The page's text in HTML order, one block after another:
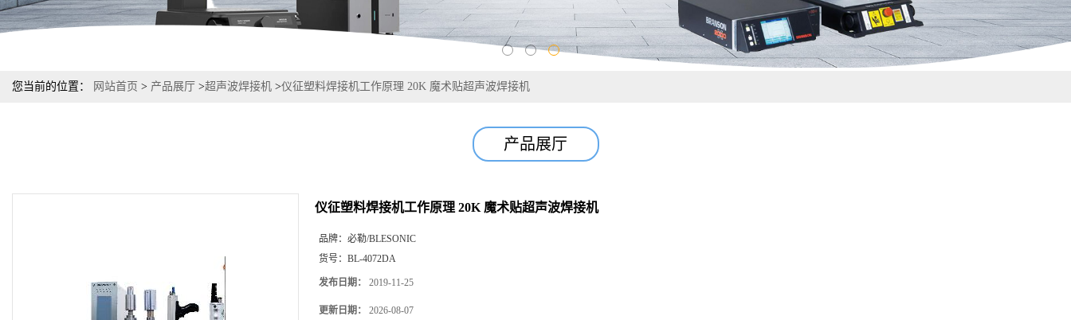
您当前的位置： 网站首页 > 产品展厅 >超声波焊接机 >仪征塑料焊接机工作原理 20K 魔术贴超声波焊接机
产品展厅
仪征塑料焊接机工作原理 20K 魔术贴超声波焊接机
品牌： 必勒/BLESONIC
货号： BL-4072DA
发布日期： 2019-11-25
更新日期： 2026-08-07